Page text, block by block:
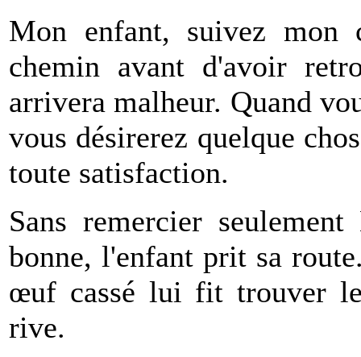
Mon enfant, suivez mon
chemin avant d'avoir
arrivera malheur. Quand
vous désirerez quelque
toute satisfaction.
Sans remercier
bonne, l'enfant prit sa
œuf cassé lui fit trouver
rive.